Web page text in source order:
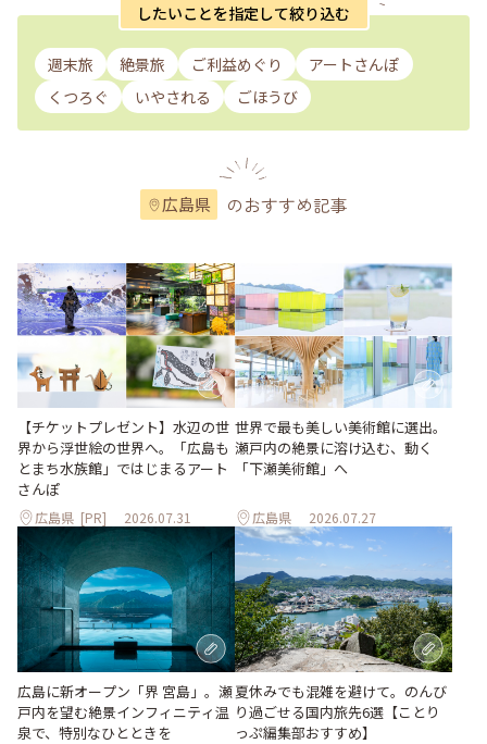
したいことを指定して絞り込む
週末旅 絶景旅 ご利益めぐり
アートさんぽ
くつろぐ
いやされる ごほうび
広島県 のおすすめ記事
【チケットプレゼント】水辺の世
界から浮世絵の世界へ。「広島も
とまち水族館」ではじまるアート
さんぽ
広島県 [PR] 2026.07.31
世界で最も美しい美術館に選出。
瀬戸内の絶景に溶け込む、動く
「下瀬美術館」へ
広島県 2026.07.27
広島に新オープン「界 宮島」。瀬
戸内を望む絶景インフィニティ温
泉で、特別なひとときを
夏休みでも混雑を避けて。のんび
り過ごせる国内旅先6選【ことり
っぷ編集部おすすめ】